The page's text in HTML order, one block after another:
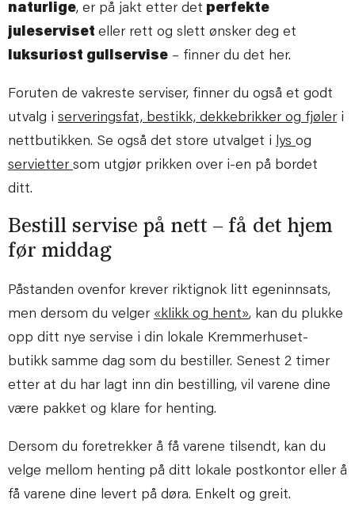
naturlige, er på jakt etter det perfekte
juleserviset eller rett og slett ønsker deg et
luksuriøst gullservise – finner du det her.
Foruten de vakreste serviser, finner du også et godt
utvalg i serveringsfat, bestikk, dekkebrikker og fjøleri
nettbutikken. Se også det store utvalget i lys og
servietter som utgjør prikken over i-en på bordet
ditt.
Bestill servise på nett – få det hjem
før middag
Påstanden ovenfor krever riktignok litt egeninnsats,
men dersom du velger «klikk og hent», kan du plukke
opp ditt nye servise i din lokale Kremmerhuset-
butikk samme dag som du bestiller. Senest 2 timer
etter at du har lagt inn din bestilling, vil varene dine
være pakket og klare for henting.
Dersom du foretrekker å få varene tilsendt, kan du
velge mellom henting på ditt lokale postkontor eller å
få varene dine levert på døra. Enkelt og greit.